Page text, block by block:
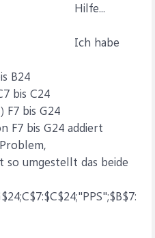
Hilfe...
Ich habe
B24
bis C24
F7 bis G24
F7 bis G24 addiert
so umgestellt das beide